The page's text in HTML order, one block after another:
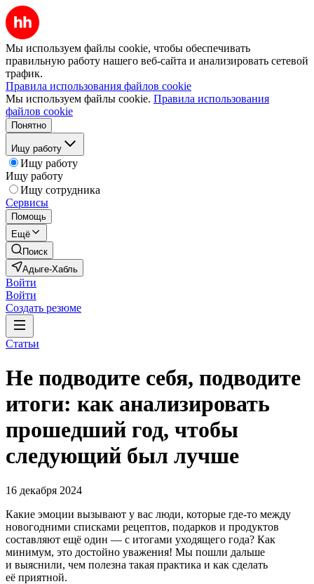
Мы используем файлы cookie, чтобы обеспечивать
правильную работу нашего веб-сайта и анализировать сетевой
трафик.
Правила использования файлов cookie
Мы используем файлы cookie. Правила использования
файлов cookie
Понятно
Ищу работу
Ищу работу
Ищу работу
Ищу сотрудника
Сервисы
Помощь
Ещё
Поиск
Адыге-Хабль
Войти
Войти
Создать резюме
Статьи
Не подводите себя, подводите
итоги: как анализировать
прошедший год, чтобы
следующий был лучше
16 декабря 2024
Какие эмоции вызывают у вас люди, которые где-то между
новогодними списками рецептов, подарков и продуктов
составляют ещё один — с итогами уходящего года? Как
минимум, это достойно уважения! Мы пошли дальше
и выяснили, чем полезна такая практика и как сделать
её приятной.